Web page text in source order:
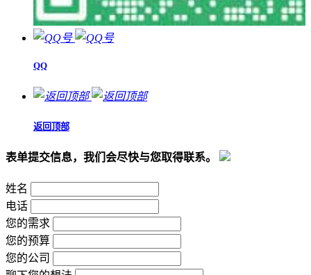
QQ
返回顶部
表单提交信息，我们会尽快与您取得联系。
姓名
电话
您的需求
您的预算
您的公司